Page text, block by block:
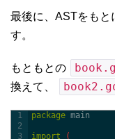
最後に、ASTをもと
す。
もともとの
換えて、
1
2
3
package main
import
(